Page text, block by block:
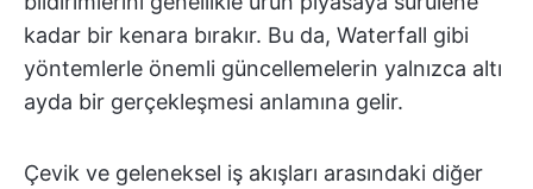
kadar bir kenara bırakır. Bu da, Waterfall gibi
yöntemlerle önemli güncellemelerin yalnızca altı
ayda bir gerçekleşmesi anlamına gelir.
Çevik ve geleneksel iş akışları arasındaki diğer